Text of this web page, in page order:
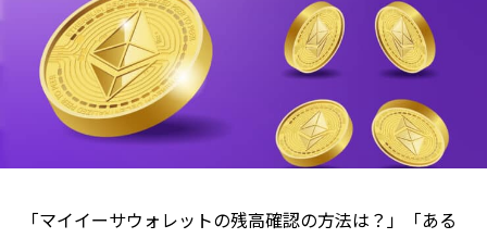
「マイイーサウォレットの残高確認の方法は？」「ある